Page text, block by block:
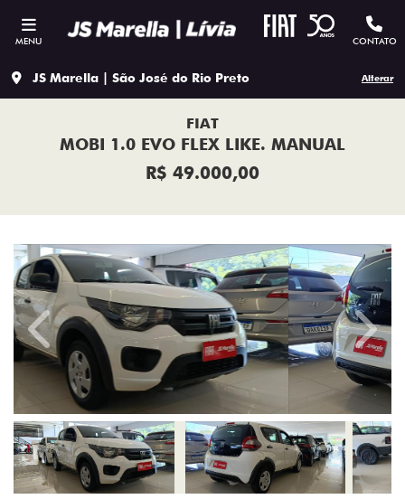
MENU CONTATO
JS Marella | São José do Rio Preto Alterar
FIAT
MOBI 1.0 EVO FLEX LIKE. MANUAL
R$ 49.000,00
Previous Next